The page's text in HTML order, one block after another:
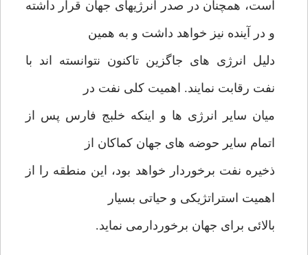
است، همچنان در صدر انرژیهای جهان قرار داشته
و در آینده نیز خواهد داشت و به همین
دلیل انرژی های جاگزین تاکنون نتوانسته اند با
نفت رقابت نمایند. اهمیت کلی نفت در
میان سایر انرژی ها و اینکه خلبج فارس پس از
اتمام سایر حوضه های جهان کماکان از
ذخیره نفت برخوردار خواهد بود، این منطقه را از
اهمیت استراتژیکی و حیاتی بسیار
بالائی برای جهان برخوردارمی نماید.